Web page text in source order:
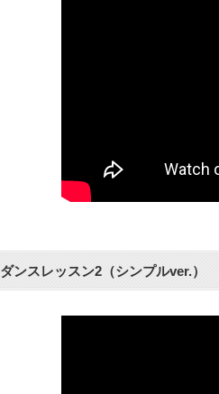
ダンスレッスン2（シンプルver.）